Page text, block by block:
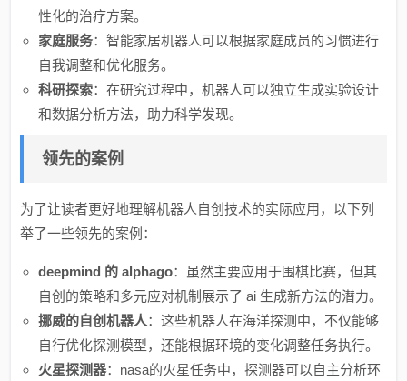
性化的治疗方案。
家庭服务：智能家居机器人可以根据家庭成员的习惯进行
自我调整和优化服务。
科研探索：在研究过程中，机器人可以独立生成实验设计
和数据分析方法，助力科学发现。
领先的案例
为了让读者更好地理解机器人自创技术的实际应用，以下列
举了一些领先的案例：
deepmind 的 alphago：虽然主要应用于围棋比赛，但其
自创的策略和多元应对机制展示了 ai 生成新方法的潜力。
挪威的自创机器人：这些机器人在海洋探测中，不仅能够
自行优化探测模型，还能根据环境的变化调整任务执行。
火星探测器：nasa的火星任务中，探测器可以自主分析环